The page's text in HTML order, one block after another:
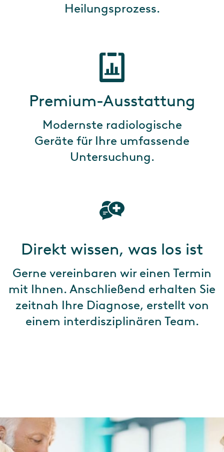
Heilungsprozess.
Premium-Ausstattung
Modernste radiologische
Geräte für Ihre umfassende
Untersuchung.
Direkt wissen, was los ist
Gerne vereinbaren wir einen Termin
mit Ihnen. Anschließend erhalten Sie
zeitnah Ihre Diagnose, erstellt von
einem interdisziplinären Team.